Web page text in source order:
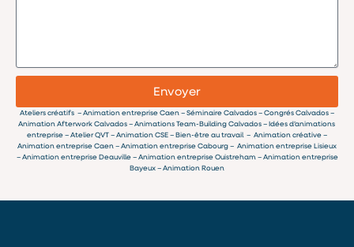
Envoyer
Ateliers créatifs – Animation entreprise Caen – Séminaire Calvados – Congrés Calvados –
Animation Afterwork Calvados – Animations Team-Building Calvados – Idées d’animations
entreprise – Atelier QVT – Animation CSE – Bien-être au travail – Animation créative –
Animation entreprise Caen – Animation entreprise Cabourg – Animation entreprise Lisieux
– Animation entreprise Deauville – Animation entreprise Ouistreham – Animation entreprise
Bayeux – Animation Rouen